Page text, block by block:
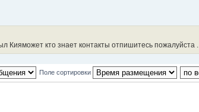
Кияможет кто знает контакты отпишитесь пожалуйста .
Поле сортировки